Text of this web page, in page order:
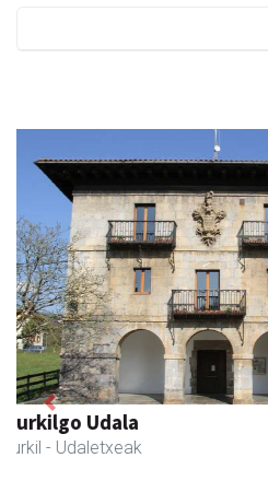
Previous